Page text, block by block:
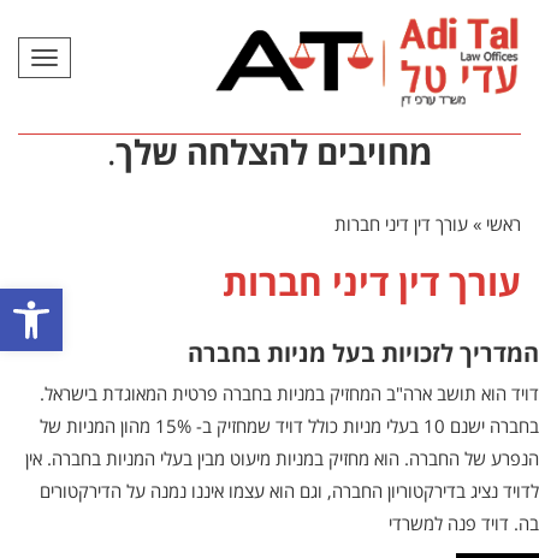
פתח
מחויבים להצלחה שלך.
ראשי » עורך דין דיני חברות
עורך דין דיני חברות
המדריך לזכויות בעל מניות בחברה
דויד הוא תושב ארה"ב המחזיק במניות בחברה פרטית המאוגדת בישראל.
בחברה ישנם 10 בעלי מניות כולל דויד שמחזיק ב- 15% מהון המניות של
הנפרע של החברה. הוא מחזיק במניות מיעוט מבין בעלי המניות בחברה. אין
לדויד נציג בדירקטוריון החברה, וגם הוא עצמו איננו נמנה על הדירקטורים
בה. דויד פנה למשרדי